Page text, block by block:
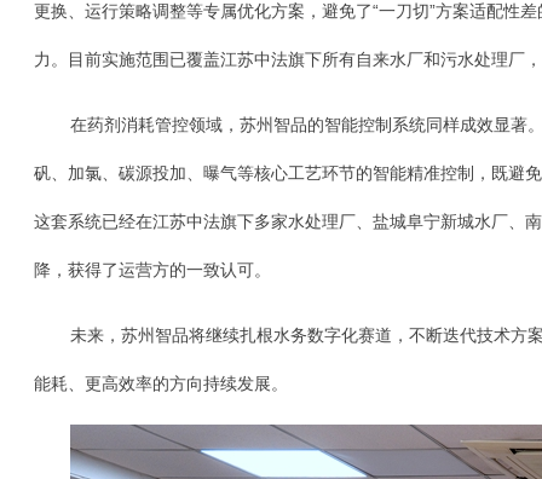
更换、运行策略调整等专属优化方案，避免了“一刀切”方案适配性
力。目前实施范围已覆盖江苏中法旗下所有自来水厂和污水处理厂
在药剂消耗管控领域，苏州智品的智能控制系统同样成效显著
矾、加氯、碳源投加、曝气等核心工艺环节的智能精准控制，既避
这套系统已经在江苏中法旗下多家水处理厂、盐城阜宁新城水厂、
降，获得了运营方的一致认可。
未来，苏州智品将继续扎根水务数字化赛道，不断迭代技术方
能耗、更高效率的方向持续发展。